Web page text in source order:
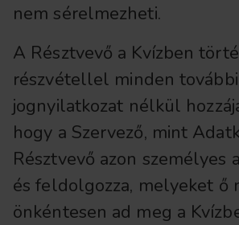
nem sérelmezheti.
A Résztvevő a Kvízben
részvétellel minden további
jognyilatkozat nélkül
hogy a Szervező, mint
Résztvevő azon személyes
és feldolgozza, melyeket ő
önkéntesen ad meg a